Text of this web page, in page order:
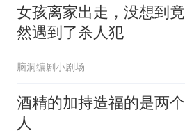
女孩离家出走，没想到竟
然遇到了杀人犯
脑洞编剧小剧场
酒精的加持造福的是两个
人